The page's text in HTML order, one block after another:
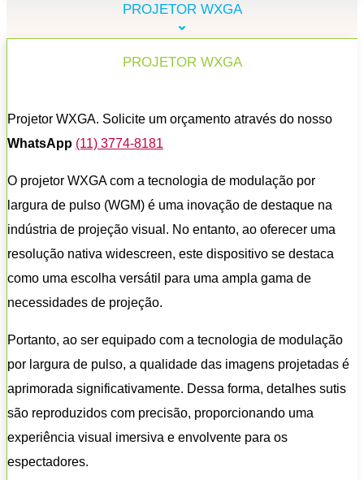
PROJETOR WXGA
PROJETOR WXGA
Projetor WXGA. Solicite um orçamento através do nosso
WhatsApp (11) 3774-8181
O projetor WXGA com a tecnologia de modulação por
largura de pulso (WGM) é uma inovação de destaque na
indústria de projeção visual. No entanto, ao oferecer uma
resolução nativa widescreen, este dispositivo se destaca
como uma escolha versátil para uma ampla gama de
necessidades de projeção.
Portanto, ao ser equipado com a tecnologia de modulação
por largura de pulso, a qualidade das imagens projetadas é
aprimorada significativamente. Dessa forma, detalhes sutis
são reproduzidos com precisão, proporcionando uma
experiência visual imersiva e envolvente para os
espectadores.